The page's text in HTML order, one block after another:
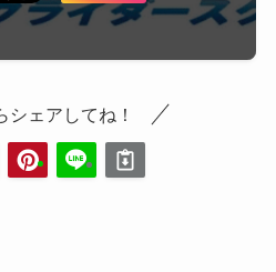
シェアしてね！